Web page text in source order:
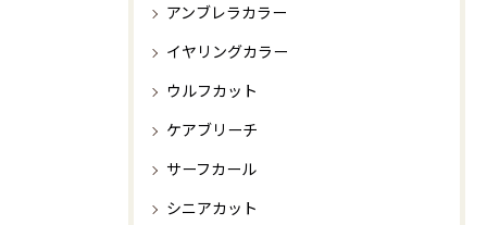
アンブレラカラー
イヤリングカラー
ウルフカット
ケアブリーチ
サーフカール
シニアカット